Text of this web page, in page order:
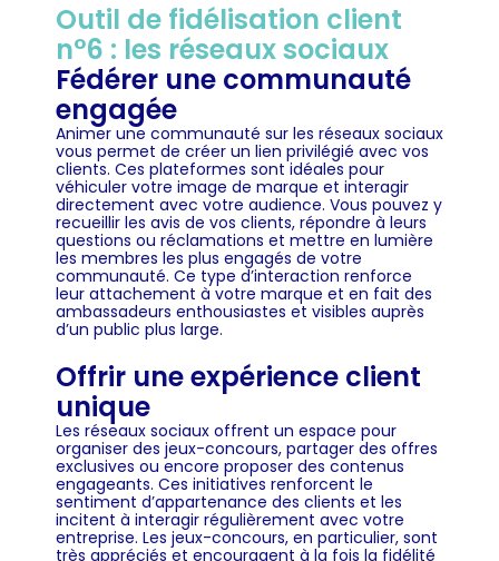
Outil de fidélisation client
n°6 : les réseaux sociaux
Fédérer une communauté
engagée
Animer une communauté sur les réseaux sociaux
vous permet de créer un lien privilégié avec vos
clients. Ces plateformes sont idéales pour
véhiculer votre image de marque et interagir
directement avec votre audience. Vous pouvez y
recueillir les avis de vos clients, répondre à leurs
questions ou réclamations et mettre en lumière
les membres les plus engagés de votre
communauté. Ce type d’interaction renforce
leur attachement à votre marque et en fait des
ambassadeurs enthousiastes et visibles auprès
d’un public plus large.
Offrir une expérience client
unique
Les réseaux sociaux offrent un espace pour
organiser des jeux-concours, partager des offres
exclusives ou encore proposer des contenus
engageants. Ces initiatives renforcent le
sentiment d’appartenance des clients et les
incitent à interagir régulièrement avec votre
entreprise. Les jeux-concours, en particulier, sont
très appréciés et encouragent à la fois la fidélité